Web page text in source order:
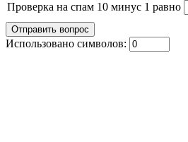
Проверка на спам 10 минус 1 равно
Использовано символов: